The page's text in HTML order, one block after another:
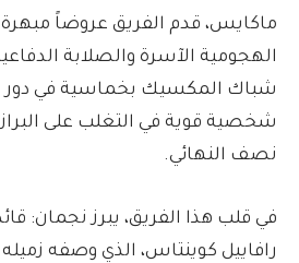
ماكايس، قدم الفريق عروضاً
الهجومية الآسرة والصلابة
شخصية قوية في التغلب على
نصف النهائي.
في قلب هذا الفريق، يبرز نجمان:
رافاييل كوينتاس، الذي وصفه زميله